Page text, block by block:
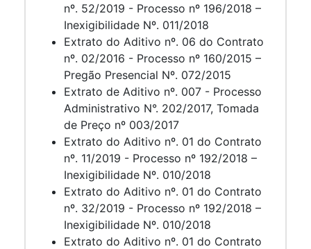
nº. 52/2019 - Processo nº 196/2018 –
Inexigibilidade Nº. 011/2018
Extrato do Aditivo nº. 06 do Contrato
nº. 02/2016 - Processo nº 160/2015 –
Pregão Presencial Nº. 072/2015
Extrato de Aditivo nº. 007 - Processo
Administrativo N°. 202/2017, Tomada
de Preço nº 003/2017
Extrato do Aditivo nº. 01 do Contrato
nº. 11/2019 - Processo nº 192/2018 –
Inexigibilidade Nº. 010/2018
Extrato do Aditivo nº. 01 do Contrato
nº. 32/2019 - Processo nº 192/2018 –
Inexigibilidade Nº. 010/2018
Extrato do Aditivo nº. 01 do Contrato